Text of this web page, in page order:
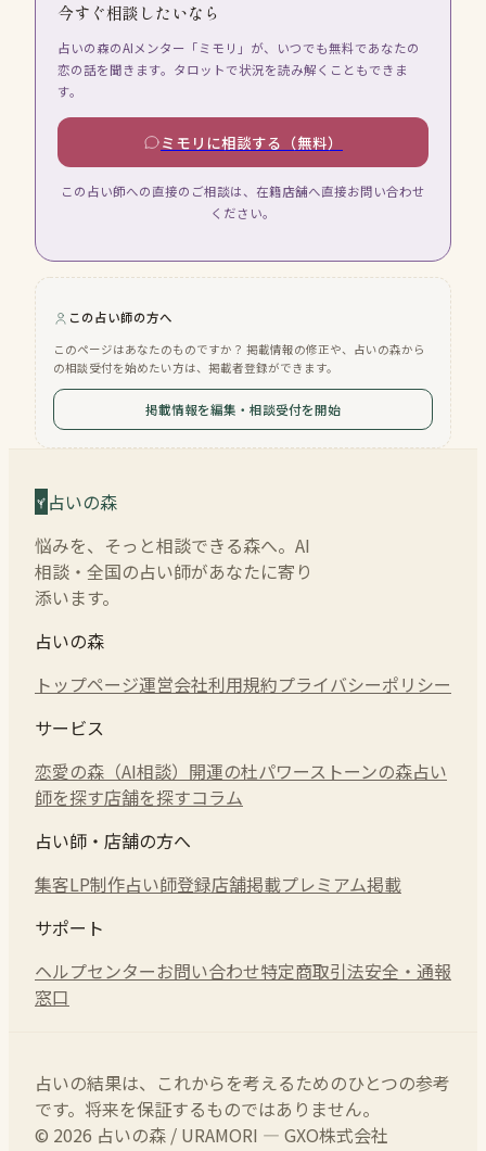
今すぐ相談したいなら
占いの森のAIメンター「ミモリ」が、いつでも無料であなたの
恋の話を聞きます。タロットで状況を読み解くこともできま
す。
ミモリに相談する（無料）
この占い師への直接のご相談は、在籍店舗へ直接お問い合わせ
ください。
この占い師の方へ
このページはあなたのものですか？ 掲載情報の修正や、占いの森から
の相談受付を始めたい方は、掲載者登録ができます。
掲載情報を編集・相談受付を開始
占いの森
悩みを、そっと相談できる森へ。AI
相談・全国の占い師があなたに寄り
添います。
占いの森
トップページ運営会社利用規約プライバシーポリシー
サービス
恋愛の森（AI相談） 開運の杜パワーストーンの森占い
師を探す店舗を探すコラム
占い師・店舗の方へ
集客LP制作占い師登録店舗掲載プレミアム掲載
サポート
ヘルプセンターお問い合わせ特定商取引法安全・通報
窓口
占いの結果は、これからを考えるためのひとつの参考
です。将来を保証するものではありません。
© 2026 占いの森 / URAMORI — GXO株式会社